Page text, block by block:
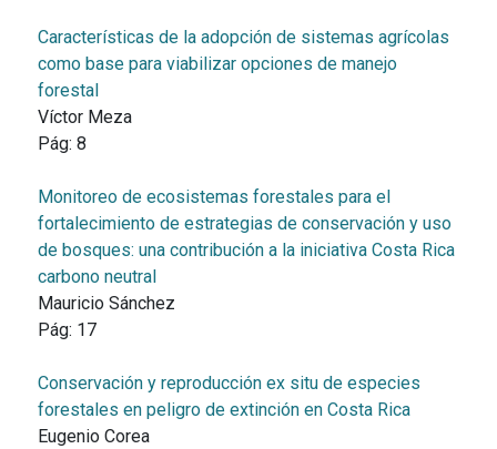
Características de la adopción de sistemas agrícolas
como base para viabilizar opciones de manejo
forestal
Víctor Meza
Pág: 8
Monitoreo de ecosistemas forestales para el
fortalecimiento de estrategias de conservación y uso
de bosques: una contribución a la iniciativa Costa Rica
carbono neutral
Mauricio Sánchez
Pág: 17
Conservación y reproducción ex situ de especies
forestales en peligro de extinción en Costa Rica
Eugenio Corea